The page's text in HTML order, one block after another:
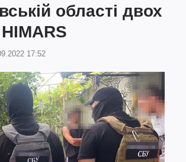
області двох
17:52